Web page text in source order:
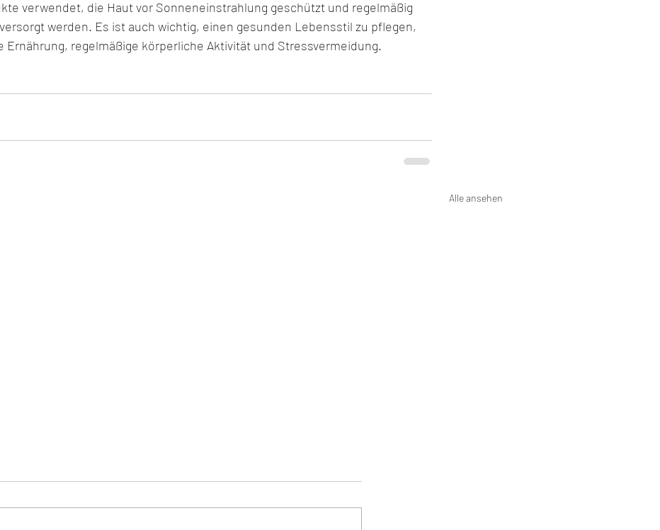
verwendet, die Haut vor Sonneneinstrahlung geschützt und regelmäßig
werden. Es ist auch wichtig, einen gesunden Lebensstil zu pflegen,
Ernährung, regelmäßige körperliche Aktivität und Stressvermeidung.
Alle ansehen